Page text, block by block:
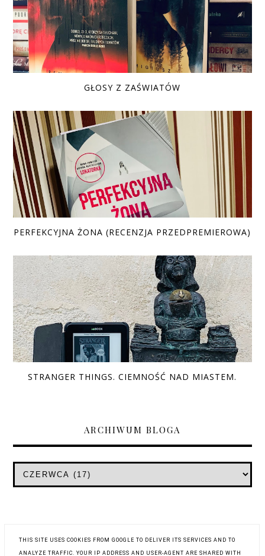
GŁOSY Z ZAŚWIATÓW
PERFEKCYJNA ŻONA (RECENZJA PRZEDPREMIEROWA)
STRANGER THINGS. CIEMNOŚĆ NAD MIASTEM.
ARCHIWUM BLOGA
THIS SITE USES COOKIES FROM GOOGLE TO DELIVER ITS SERVICES AND TO
ANALYZE TRAFFIC. YOUR IP ADDRESS AND USER-AGENT ARE SHARED WITH